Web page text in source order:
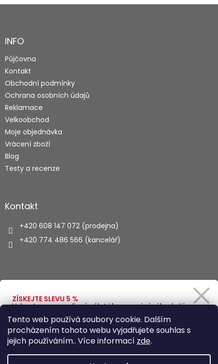
Tento web používá soubory cookie. Dalším
procházením tohoto webu vyjadřujete souhlas s
jejich používáním.. Více informací zde.
Z
aINFO
Půjčovna
Kontakt
Obchodní podmínky
Ochrana osobních údajů
Reklamace
Velkoobchod
Moje objednávka
Vrácení zboží
Blog
Testy a recenze
Kontakt
+420 608 147 072 (prodejna)
+420 774 486 566 (kancelář)
HLEDAT
ZÍSKEJTE SLEVU 5 %
Vybavte se na rodinný výlet i kempování výhodněji.
Zadejte svůj e-mail a obratem Vám pošleme
slevový kód.